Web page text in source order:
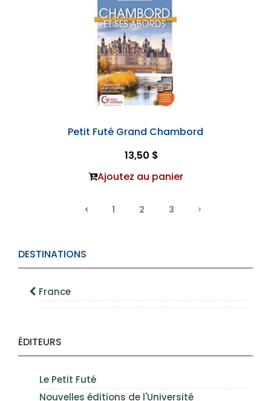
DESTINATIONS
France
ÉDITEURS
Le Petit Futé
Nouvelles éditions de l'Université
Petit Futé Grand Chambord
13,50 $
Ajoutez au panier
1 2 3